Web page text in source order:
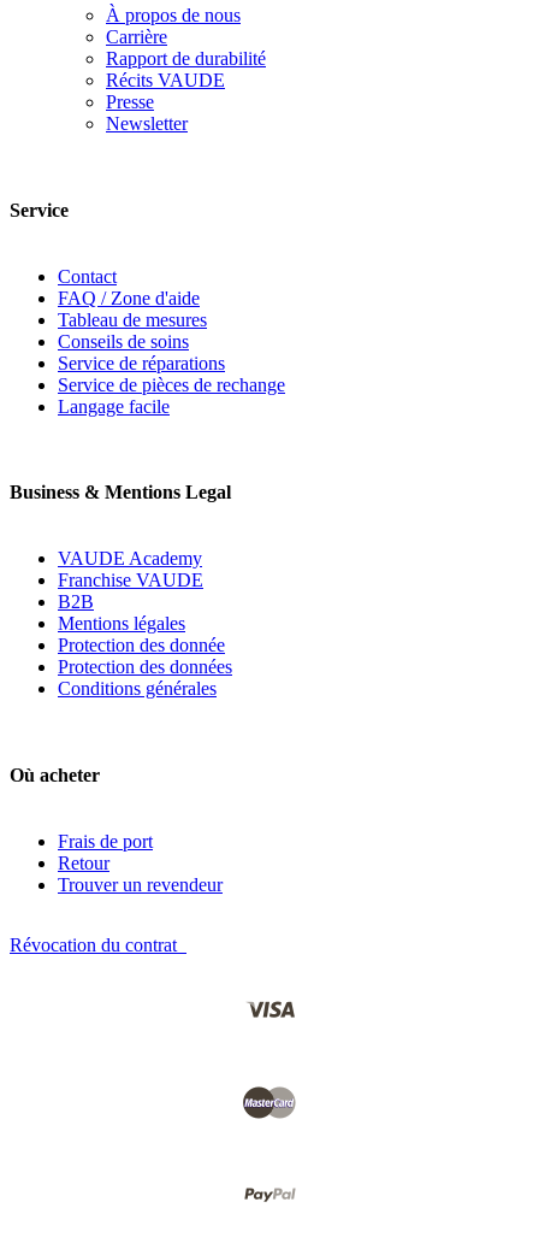
À propos de nous
Carrière
Rapport de durabilité
Récits VAUDE
Presse
Newsletter
Service
Contact
FAQ / Zone d'aide
Tableau de mesures
Conseils de soins
Service de réparations
Service de pièces de rechange
Langage facile
Business & Mentions Legal
VAUDE Academy
Franchise VAUDE
B2B
Mentions légales
Protection des donnée
Protection des données
Conditions générales
Où acheter
Frais de port
Retour
Trouver un revendeur
Révocation du contrat